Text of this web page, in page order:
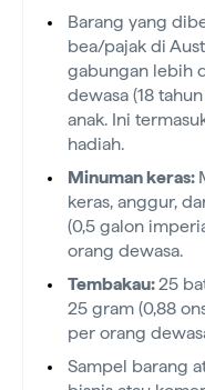
Barang yang
bea/pajak di
gabungan lebih
dewasa (18
anak. Ini
hadiah.
Minuman keras:
keras, anggur,
(0,5 galon
orang dewasa.
Tembakau:25
25 gram (0,88
per orang
Sampel barang